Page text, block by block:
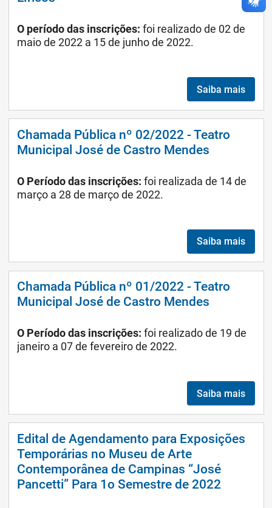
O período das inscrições: foi realizado de 02 de
maio de 2022 a 15 de junho de 2022.
Saiba mais
Chamada Pública nº 02/2022 - Teatro
Municipal José de Castro Mendes
O Período das inscrições: foi realizada de 14 de
março a 28 de março de 2022.
Saiba mais
Chamada Pública nº 01/2022 - Teatro
Municipal José de Castro Mendes
O Período das inscrições: foi realizado de 19 de
janeiro a 07 de fevereiro de 2022.
Saiba mais
Edital de Agendamento para Exposições
Temporárias no Museu de Arte
Contemporânea de Campinas “José
Pancetti” Para 1o Semestre de 2022